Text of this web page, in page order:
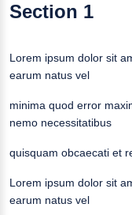
Section 1
Lorem ipsum dolor sit
earum natus vel
minima quod error
nemo necessitatibus
quisquam obcaecati et
Lorem ipsum dolor sit
earum natus vel